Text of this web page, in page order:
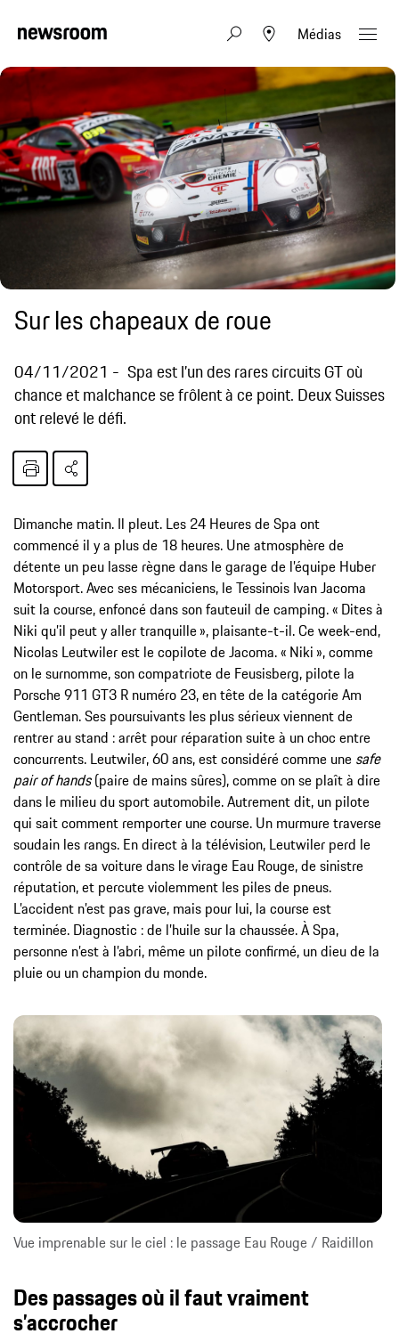
Médias
Sur les chapeaux de roue
04/11/2021
Spa est l’un des rares circuits GT où
chance et malchance se frôlent à ce point. Deux Suisses
ont relevé le défi.
Dimanche matin. Il pleut. Les 24 Heures de Spa ont
commencé il y a plus de 18 heures. Une atmosphère de
détente un peu lasse règne dans le garage de l’équipe Huber
Motorsport. Avec ses mécaniciens, le Tessinois Ivan Jacoma
suit la course, enfoncé dans son fauteuil de camping. « Dites à
Niki qu’il peut y aller tranquille », plaisante-t-il. Ce week-end,
Nicolas Leutwiler est le copilote de Jacoma. « Niki », comme
on le surnomme, son compatriote de Feusisberg, pilote la
Porsche 911 GT3 R numéro 23, en tête de la catégorie Am
Gentleman. Ses poursuivants les plus sérieux viennent de
rentrer au stand : arrêt pour réparation suite à un choc entre
concurrents. Leutwiler, 60 ans, est considéré comme une safe
pair of hands(paire de mains sûres), comme on se plaît à dire
dans le milieu du sport automobile. Autrement dit, un pilote
qui sait comment remporter une course. Un murmure traverse
soudain les rangs. En direct à la télévision, Leutwiler perd le
contrôle de sa voiture dans levirage Eau Rouge, de sinistre
réputation, et percute violemment les piles de pneus.
L’accident n’est pas grave, mais pour lui, la course est
terminée. Diagnostic : de l’huile sur la chaussée. À Spa,
personne n’est à l’abri, même un pilote confirmé, un dieu de la
pluie ou un champion du monde.
Vue imprenable sur le ciel : le passage Eau Rouge / Raidillon
Des passages où il faut vraiment
s’accrocher